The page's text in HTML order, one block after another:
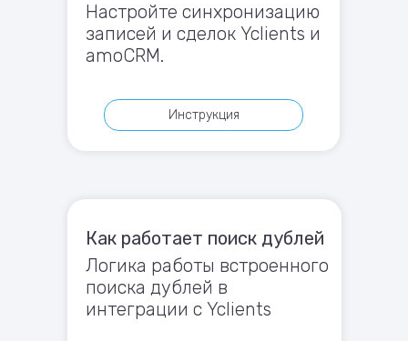
Настройте синхронизацию
записей и сделок Yclients и
amoCRM.
Инструкция
Логика работы встроенного
поиска дублей в
интеграции с Yclients
Как работает поиск дублей